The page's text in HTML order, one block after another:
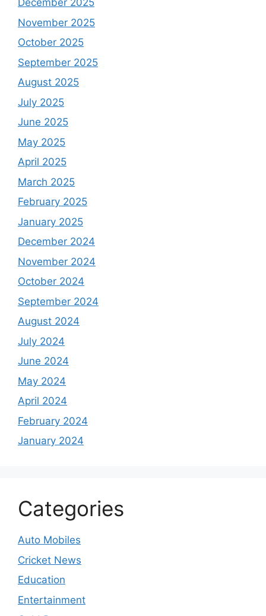
December 2025
November 2025
October 2025
September 2025
August 2025
July 2025
June 2025
May 2025
April 2025
March 2025
February 2025
January 2025
December 2024
November 2024
October 2024
September 2024
August 2024
July 2024
June 2024
May 2024
April 2024
February 2024
January 2024
Categories
Auto Mobiles
Cricket News
Education
Entertainment